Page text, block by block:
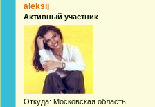
aleksij
Активный участник
Откуда: Московская область